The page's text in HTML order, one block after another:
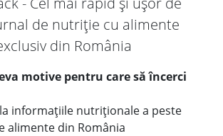
de nutriție cu alimente
din România
motive pentru care să încerci
informațiile nutriționale a peste
alimente din România